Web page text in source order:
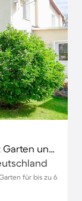
Familienorientiertes Apartment mit Garten und Terrasse
für bis zu 6